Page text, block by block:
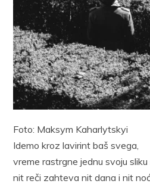
Foto: Maksym Kaharlytskyi
Idemo kroz lavirint baš svega,
vreme rastrgne jednu svoju sliku
nit reči zahteva nit dana i nit